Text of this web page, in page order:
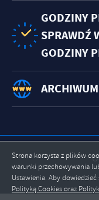
GODZINY
SPRAWDŹ
GODZINY
Strona korzysta z plików
warunki przechowywania
Ustawienia. Aby
Polityką Cookies oraz